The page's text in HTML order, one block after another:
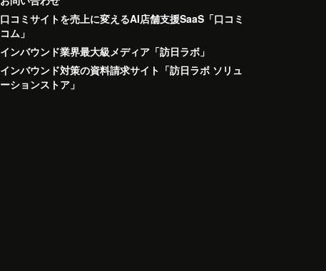
口コミサイトを売上に変えるAI店舗支援SaaS「口コミ
コム」
インバウンド業界最大級メディア「訪日ラボ」
インバウンド対策の資料請求サイト「訪日ラボ ソリュ
ーションストア」